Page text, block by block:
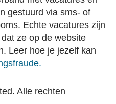
gestuurd via sms- of
Echte vacatures zijn
ze op de website
Leer hoe je jezelf kan
Alle rechten